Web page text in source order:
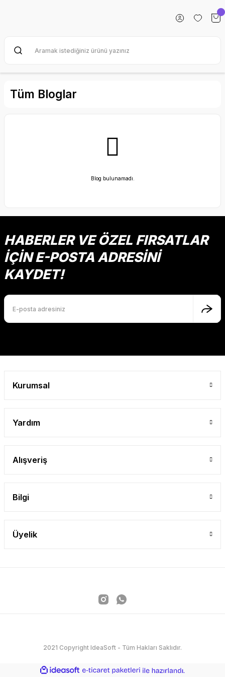
Tüm Bloglar
Blog bulunamadı.
HABERLER VE ÖZEL FIRSATLAR
İÇİN E-POSTA ADRESİNİ
KAYDET!
Kurumsal
Yardım
Alışveriş
Bilgi
Üyelik
2021 Copyright IdeaSoft - Tüm Hakları Saklıdır.
ideasoft
e-